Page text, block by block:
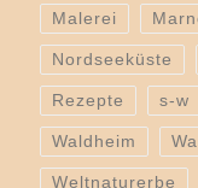
Malerei
Nordseeküste
Rezepte s-w
Waldheim
Weltnaturerbe